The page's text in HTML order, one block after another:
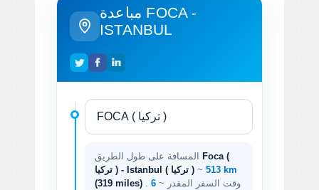
مباعدة FOCA -
ISTANBUL
Foca (
تركيا ) - Istanbul ( تركيا ) ~
513 km
(319 miles)
. وقت السفر المقدر ~ 6